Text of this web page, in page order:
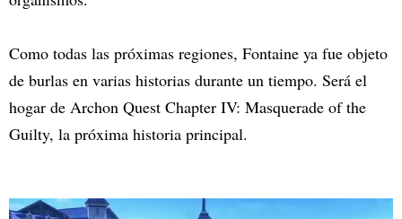
Como todas las próximas regiones, Fontaine ya fue objeto
de burlas en varias historias durante un tiempo. Será el
hogar de Archon Quest Chapter IV: Masquerade of the
Guilty, la próxima historia principal.